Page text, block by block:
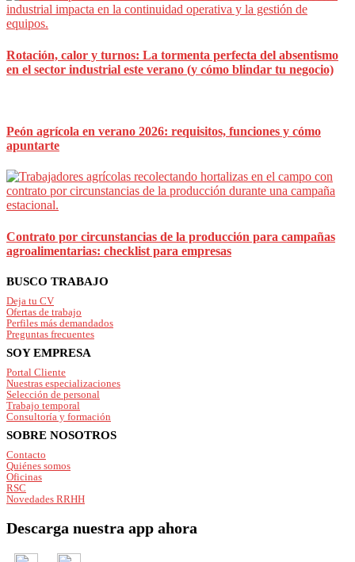
Rotación, calor y turnos: La tormenta perfecta del absentismo
en el sector industrial este verano (y cómo blindar tu negocio)
Peón agrícola en verano 2026: requisitos, funciones y cómo
apuntarte
Contrato por circunstancias de la producción para campañas
agroalimentarias: checklist para empresas
Footer
BUSCO TRABAJO
Deja tu CV
Ofertas de trabajo
Perfiles más demandados
Preguntas frecuentes
SOY EMPRESA
Portal Cliente
Nuestras especializaciones
Selección de personal
Trabajo temporal
Consultoría y formación
SOBRE NOSOTROS
Contacto
Quiénes somos
Oficinas
RSC
Novedades RRHH
Descarga nuestra app ahora